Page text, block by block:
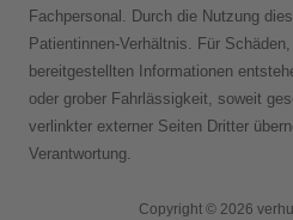
Fachpersonal. Durch die Nutzung
Patientinnen-Verhältnis. Für
bereitgestellten Informationen
oder grober Fahrlässigkeit, soweit
verlinkter externer Seiten Dritter
Verantwortung.
Copyright © 2026